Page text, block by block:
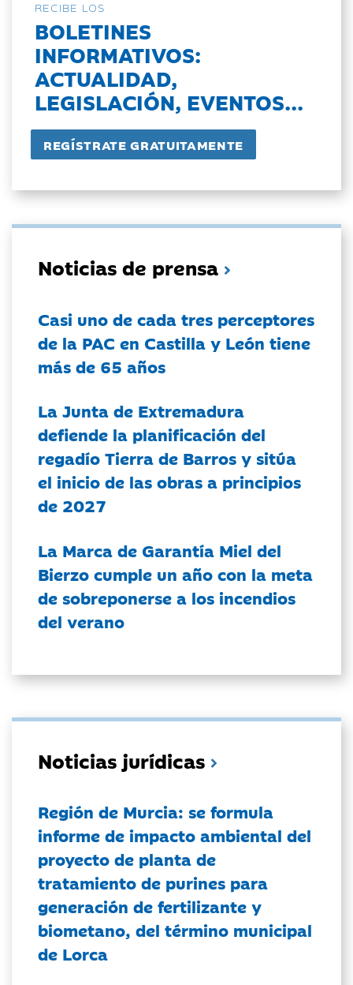
RECIBE LOS
BOLETINES
INFORMATIVOS:
ACTUALIDAD,
LEGISLACIÓN, EVENTOS...
Noticias de prensa
Casi uno de cada tres perceptores
de la PAC en Castilla y León tiene
más de 65 años
La Junta de Extremadura
defiende la planificación del
regadío Tierra de Barros y sitúa
el inicio de las obras a principios
de 2027
La Marca de Garantía Miel del
Bierzo cumple un año con la meta
de sobreponerse a los incendios
del verano
Noticias jurídicas
Región de Murcia: se formula
informe de impacto ambiental del
proyecto de planta de
tratamiento de purines para
generación de fertilizante y
biometano, del término municipal
de Lorca